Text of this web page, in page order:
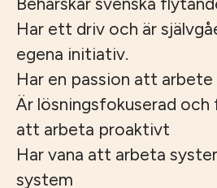
Har ett driv och är
egena initiativ.
Har en passion att
Är lösningsfokuserad och
att arbeta proaktivt
Har vana att arbeta
system